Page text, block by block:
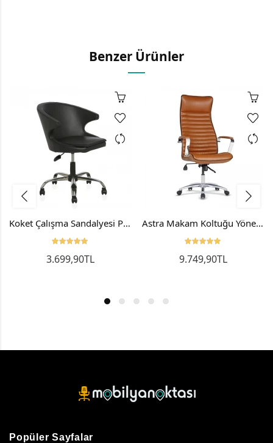
Benzer Ürünler
Koket Çalışma Sandalyesi Personel Koltuğu Ofis Koltuğu Bilgisayar Sandalyesi
3.699,90TL
Astra Makam Koltuğu Yönetici Koltuğu Müdür Koltuğu
9.749,90TL
Popüler Sayfalar